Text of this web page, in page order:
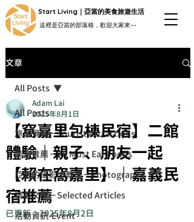
Start Living｜亞當的美食旅遊生活
這裡是亞當的部落格，歡迎大家來~~
文章
All Posts
旅遊景點－Tourist Attractions
美食推薦－All Must Eat Foods
亞當的攝影小教室－Photography
精選文章－Selected Articles
活動資訊-Event
All Posts
【窩嘉里包棟民宿】二館
體驗｜親子、朋友一起
【賴在窩嘉里】｜嘉義民
宿推薦
Adam Lai
2025年8月1日
已更新：2025年8月2日